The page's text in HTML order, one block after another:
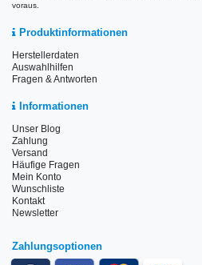
voraus.
Produktinformationen
Herstellerdaten
Auswahlhilfen
Fragen & Antworten
Informationen
Unser Blog
Zahlung
Versand
Häufige Fragen
Mein Konto
Wunschliste
Kontakt
Newsletter
Zahlungsoptionen